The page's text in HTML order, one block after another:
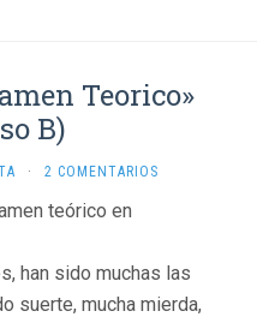
Teorico»
B)
· 2 COMENTARIOS
teórico en
han sido muchas las
suerte, mucha mierda,